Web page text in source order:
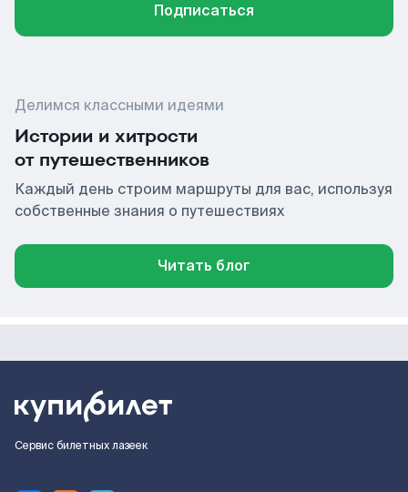
Подписаться
Делимся классными идеями
Истории и хитрости
от путешественников
Каждый день строим маршруты для вас, используя
собственные знания о путешествиях
Читать блог
Сервис билетных лазеек